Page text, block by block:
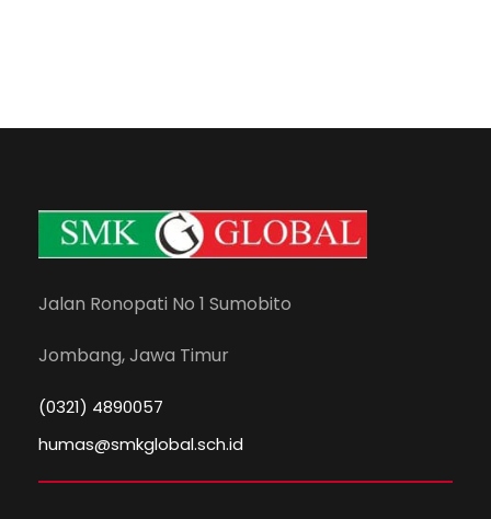
Jalan Ronopati No 1 Sumobito
Jombang, Jawa Timur
(0321) 4890057
humas@smkglobal.sch.id